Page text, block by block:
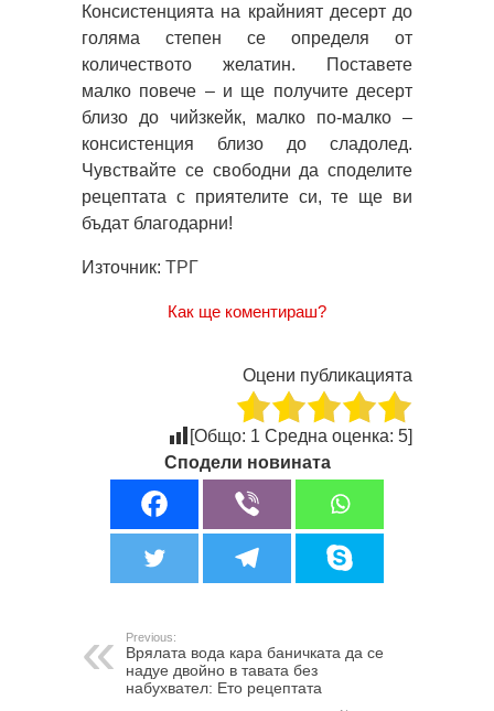
Консистенцията на крайният десерт до
голяма степен се определя от
количеството желатин. Поставете
малко повече – и ще получите десерт
близо до чийзкейк, малко по-малко –
консистенция близо до сладолед.
Чувствайте се свободни да споделите
рецептата с приятелите си, те ще ви
бъдат благодарни!
Източник: ТРГ
Как ще коментираш?
Оцени публикацията
[Общо: 1 Средна оценка: 5]
Сподели новината
Previous:
Врялата вода кара баничката да се
надуе двойно в тавата без
набухвател: Ето рецептата